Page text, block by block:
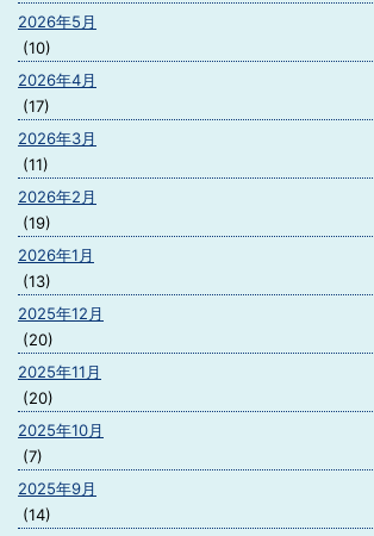
2026年5月
(10)
2026年4月
(17)
2026年3月
(11)
2026年2月
(19)
2026年1月
(13)
2025年12月
(20)
2025年11月
(20)
2025年10月
(7)
2025年9月
(14)